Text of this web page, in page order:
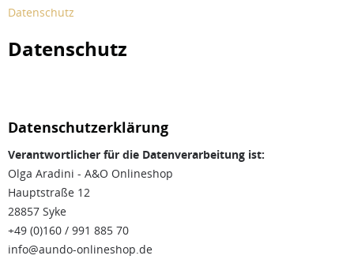
Datenschutz
Datenschutz
Datenschutzerklärung
Verantwortlicher für die Datenverarbeitung ist:
Olga Aradini - A&O Onlineshop
Hauptstraße 12
28857 Syke
+49 (0)160 / 991 885 70
info@aundo-onlineshop.de